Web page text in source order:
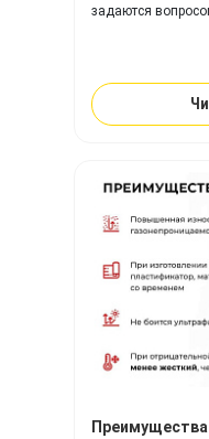
задаются